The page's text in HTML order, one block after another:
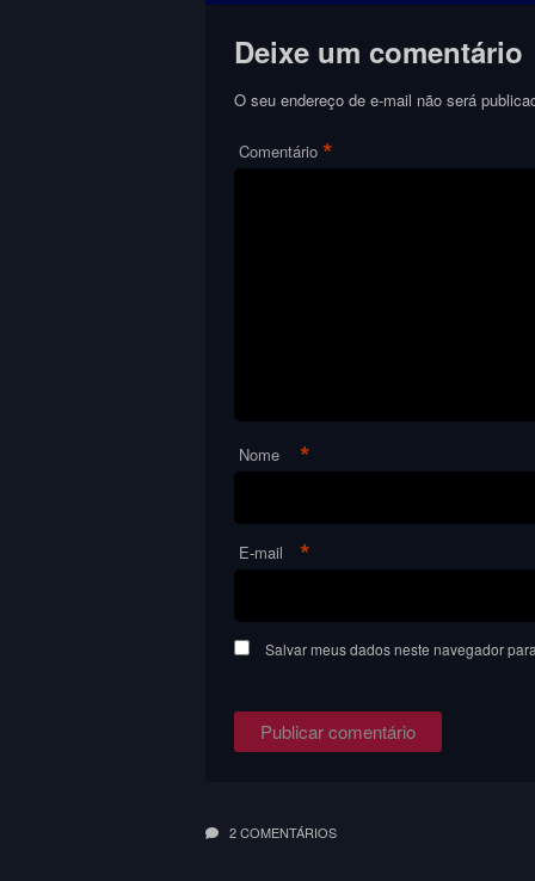
Deixe um comentário
O seu endereço de e-mail não será
Comentário *
Nome *
E-mail *
Salvar meus dados neste navegador
2 COMENTÁRIOS